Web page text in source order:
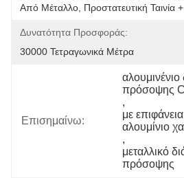
Από Μέταλλο, Προστατευτική Ταινία
Δυνατότητα Προσφοράς:
30000 Τετραγωνικά Μέτρα
Επισημαίνω:
πρόσοψης
,
με
αλουμίνιο
,
μεταλλικό
πρόσοψης